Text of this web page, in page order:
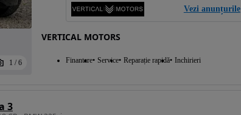
1 / 6
Vezi anunțurile
VERTICAL MOTORS
Finantare Service Reparație rapidă Inchirieri
3